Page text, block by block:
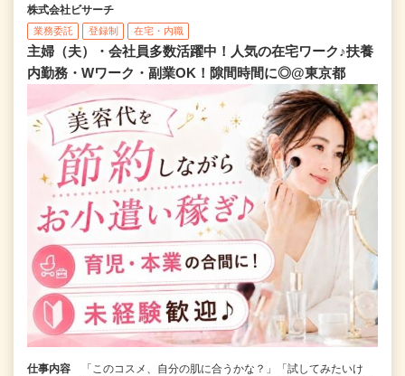
株式会社ビサーチ
業務委託 登録制 在宅・内職
主婦（夫）・会社員多数活躍中！人気の在宅ワーク♪扶養
内勤務・Wワーク・副業OK！隙間時間に◎@東京都
仕事内容
「このコスメ、自分の肌に合うかな？」「試してみたいけ